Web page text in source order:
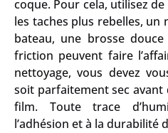
coque. Pour cela, utilisez
les taches plus rebelles,
bateau, une brosse
friction peuvent faire
nettoyage, vous devez
soit parfaitement sec avant
film. Toute trace
l’adhésion et à la durabilité